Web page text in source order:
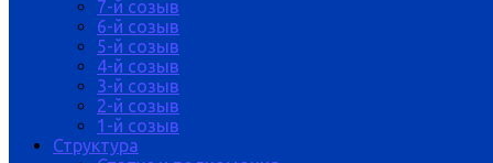
7-й созыв
6-й созыв
5-й созыв
4-й созыв
3-й созыв
2-й созыв
1-й созыв
Структура